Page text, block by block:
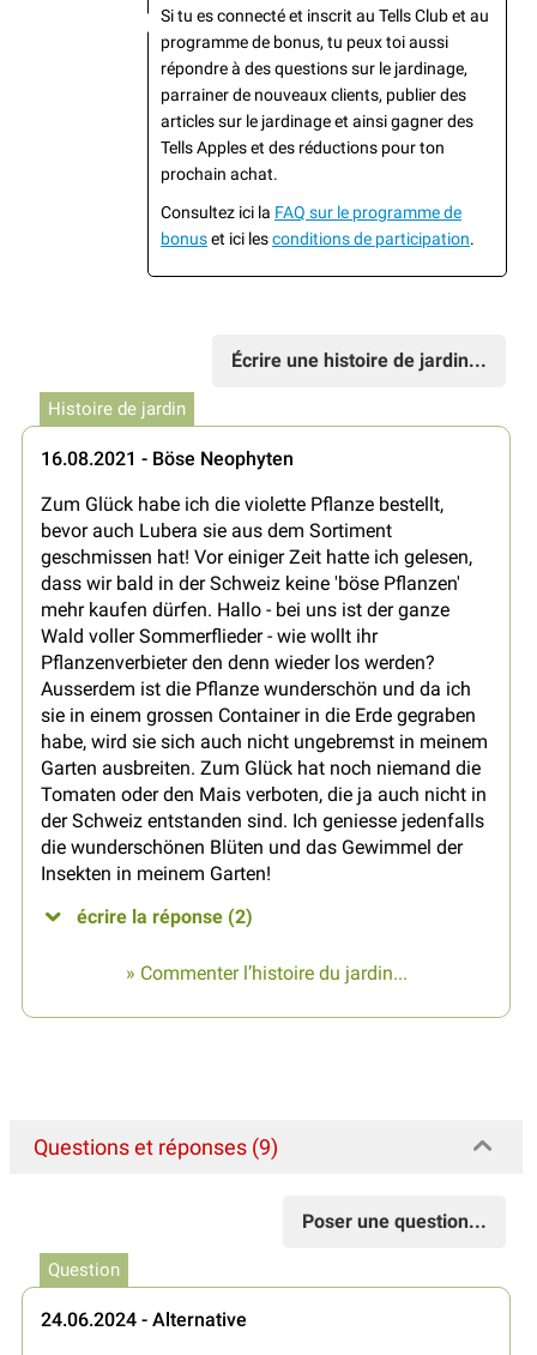
Si tu es connecté et inscrit au Tells Club et au
programme de bonus, tu peux toi aussi
répondre à des questions sur le jardinage,
parrainer de nouveaux clients, publier des
articles sur le jardinage et ainsi gagner des
Tells Apples et des réductions pour ton
prochain achat.
Consultez ici la FAQ sur le programme de
bonuset ici lesconditions de participation.
Écrire une histoire de jardin...
Histoire de jardin
16.08.2021 - Böse Neophyten
Zum Glück habe ich die violette Pflanze bestellt,
bevor auch Lubera sie aus dem Sortiment
geschmissen hat! Vor einiger Zeit hatte ich gelesen,
dass wir bald in der Schweiz keine 'böse Pflanzen'
mehr kaufen dürfen. Hallo - bei uns ist der ganze
Wald voller Sommerflieder - wie wollt ihr
Pflanzenverbieter den denn wieder los werden?
Ausserdem ist die Pflanze wunderschön und da ich
sie in einem grossen Container in die Erde gegraben
habe, wird sie sich auch nicht ungebremst in meinem
Garten ausbreiten. Zum Glück hat noch niemand die
Tomaten oder den Mais verboten, die ja auch nicht in
der Schweiz entstanden sind. Ich geniesse jedenfalls
die wunderschönen Blüten und das Gewimmel der
Insekten in meinem Garten!
écrire la réponse (2)
» Commenter l’histoire du jardin...
Questions et réponses (9)
Poser une question...
Question
24.06.2024 - Alternative